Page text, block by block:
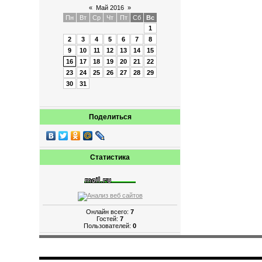
« Май 2016 »
Пн
Вт Ср Чт Пт Сб
Вс
1
2
3 4 5 6 7
8
9
10 11 12 13 14
15
16
17 18 19 20 21
22
23
24 25 26 27 28
29
30
31
Поделиться
Статистика
Онлайн всего:7
Гостей:7
Пользователей:0